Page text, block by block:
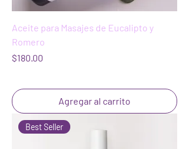
Aceite para Masajes de Eucalipto y
Romero
Precio
$180.00
Agregar al carrito
Best Seller